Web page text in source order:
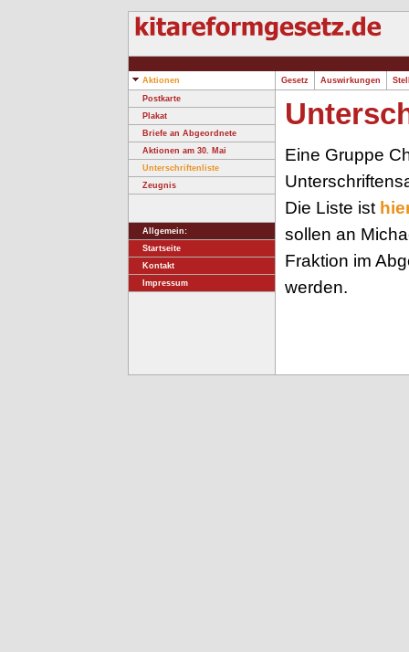
Aktionen Gesetz Auswirkungen
Postkarte
Plakat
Briefe an Abgeordnete
Aktionen am 30. Mai
Unterschriftenliste
Zeugnis
Allgemein:
Startseite
Kontakt
Impressum
Eine Gruppe
Die Liste ist
sollen an
Fraktion im
werden.